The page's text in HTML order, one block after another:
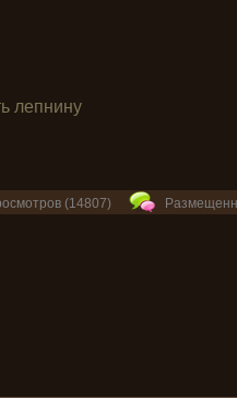
лепнину
(14807)